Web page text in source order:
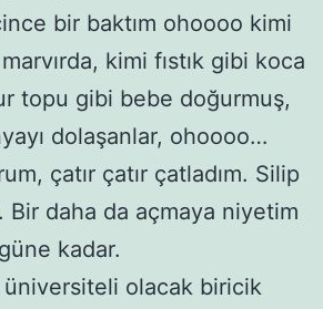
bir baktım ohoooo kimi
kimi fıstık gibi koca
topu gibi bebe doğurmuş,
dolaşanlar, ohoooo…
çatır çatır çatladım. Silip
Bir daha da açmaya niyetim
kadar.
olacak biricik